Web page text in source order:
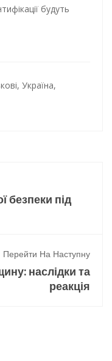
будуть
, Україна,
безпеки під
Перейти На Наступну
наслідки та
реакція